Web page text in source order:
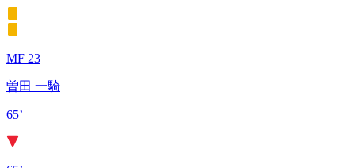
MF 23
曽田 一騎
65’